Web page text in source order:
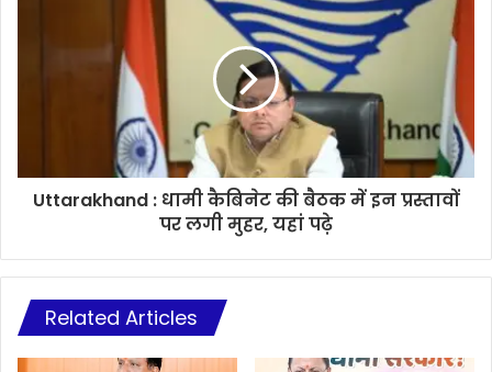
Uttarakhand : धामी कैबिनेट की बैठक में इन प्रस्तावों
पर लगी मुहर, यहां पढ़े
Related Articles